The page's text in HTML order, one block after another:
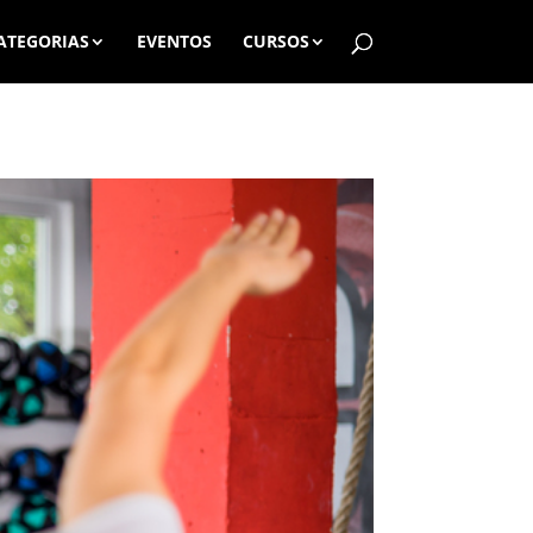
EVENTOS CURSOS